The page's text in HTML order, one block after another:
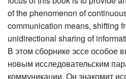
of the phenomenon of
communication means, shifting
unidirectional sharing of
В этом сборнике эссе особое
новым исследовательским
коммуникации. Он знакомит